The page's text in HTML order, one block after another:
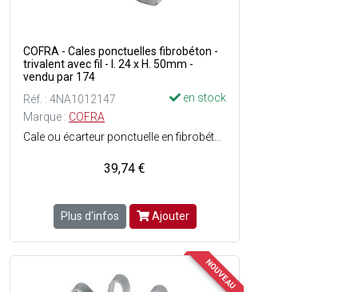
COFRA - Cales ponctuelles fibrobéton -
trivalent avec fil - l. 24 x H. 50mm -
vendu par 174
Réf. : 4NA1012147
en stock
Marque : COFRA
39,74 €
Plus d'infos Ajouter
NOUVEAU